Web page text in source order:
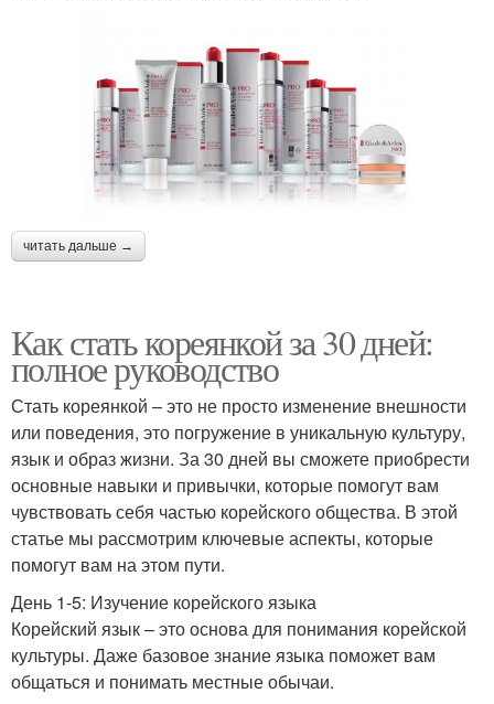
читать дальше →
Как стать кореянкой за 30 дней:
полное руководство
Стать кореянкой – это не просто изменение внешности
или поведения, это погружение в уникальную культуру,
язык и образ жизни. За 30 дней вы сможете приобрести
основные навыки и привычки, которые помогут вам
чувствовать себя частью корейского общества. В этой
статье мы рассмотрим ключевые аспекты, которые
помогут вам на этом пути.
День 1-5: Изучение корейского языка
Корейский язык – это основа для понимания корейской
культуры. Даже базовое знание языка поможет вам
общаться и понимать местные обычаи.